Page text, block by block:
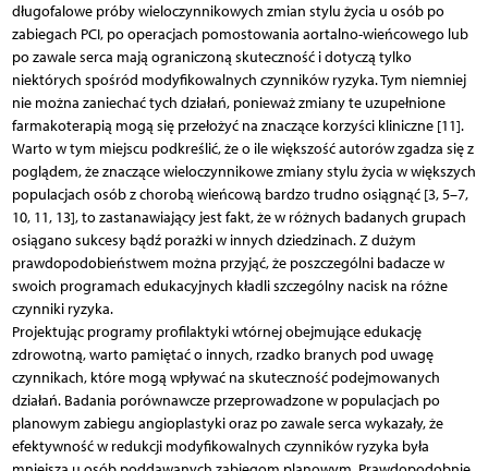
długofalowe próby wieloczynnikowych zmian stylu życia u osób po
zabiegach PCI, po operacjach pomostowania aortalno-wieńcowego lub
po zawale serca mają ograniczoną skuteczność i dotyczą tylko
niektórych spośród modyfikowalnych czynników ryzyka. Tym niemniej
nie można zaniechać tych działań, ponieważ zmiany te uzupełnione
farmakoterapią mogą się przełożyć na znaczące korzyści kliniczne [11].
Warto w tym miejscu podkreślić, że o ile większość autorów zgadza się z
poglądem, że znaczące wieloczynnikowe zmiany stylu życia w większych
populacjach osób z chorobą wieńcową bardzo trudno osiągnąć [3, 5–7,
10, 11, 13], to zastanawiający jest fakt, że w różnych badanych grupach
osiągano sukcesy bądź porażki w innych dziedzinach. Z dużym
prawdopodobieństwem można przyjąć, że poszczególni badacze w
swoich programach edukacyjnych kładli szczególny nacisk na różne
czynniki ryzyka.
Projektując programy profilaktyki wtórnej obejmujące edukację
zdrowotną, warto pamiętać o innych, rzadko branych pod uwagę
czynnikach, które mogą wpływać na skuteczność podejmowanych
działań. Badania porównawcze przeprowadzone w populacjach po
planowym zabiegu angioplastyki oraz po zawale serca wykazały, że
efektywność w redukcji modyfikowalnych czynników ryzyka była